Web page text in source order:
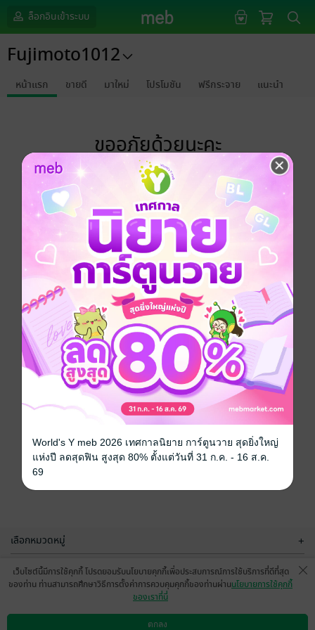
ล็อกอินเข้าระบบ
Fujimoto1012
หน้าแรก ขายดี มาใหม่ โปรโมชัน ฟรีกระจาย แนะนำ
ขออภัยด้วยนะคะ
ไม่พบข้อมูลในหัวข้อที่คุณกำลังชมค่ะ
เลือกหมวดหมู่ +
บริการช่วยเหลือ +
เว็บไซต์นี้มีการใช้คุกกี้ โปรดยอมรับนโยบายคุกกี้เพื่อประสบการณ์การใช้บริการที่ดีที่สุด
ของท่าน ท่านสามารถศึกษาวิธีการตั้งค่าการควบคุมคุกกี้ของท่านผ่านนโยบายการใช้คุกกี้
ของเราที่นี่
ตกลง
World's Y meb 2026 เทศกาลนิยาย การ์ตูนวาย สุดยิ่งใหญ่
แห่งปี ลดสุดฟิน สูงสุด 80% ตั้งแต่วันที่ 31 ก.ค. - 16 ส.ค.
69